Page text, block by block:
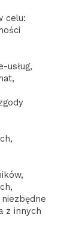
celu:
usług,
z innych